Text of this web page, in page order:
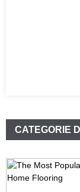
CATEGORIE